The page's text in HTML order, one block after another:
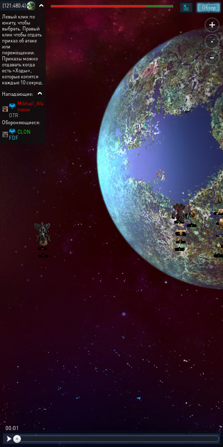
+
.
-
Обзор
[121:480:4]
Левый клик по
юниту, чтобы
выбрать. Правый
клик чтобы отдать
приказ об атаке
или
перемещении.
Приказы можно
отдавать когда
есть «Ходы»,
которые копятся
каждые 10 секунд.
Нападающие:
Mikhail_Afa
nasov
OTR
Обороняющиеся:
CLON
FDF
00:02